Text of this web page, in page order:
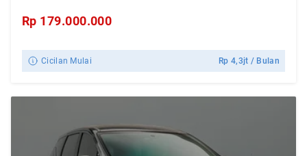
Rp 179.000.000
Cicilan Mulai Rp4,3jt / Bulan